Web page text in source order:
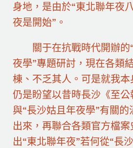
身地，是由於“東北聯年夜
夜是開始”。
關于在抗戰時代開辦
夜學”專題研討，現在各類
棟、不乏其人。可是就我本
仍是盼望以昔時長沙《至
與“長沙姑且年夜學”有關
出來，再聯合各類官方檔
出“東北聯年夜”若何從“長